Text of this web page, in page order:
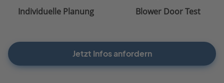
Individuelle Planung Blower Door Test
Jetzt Infos anfordern